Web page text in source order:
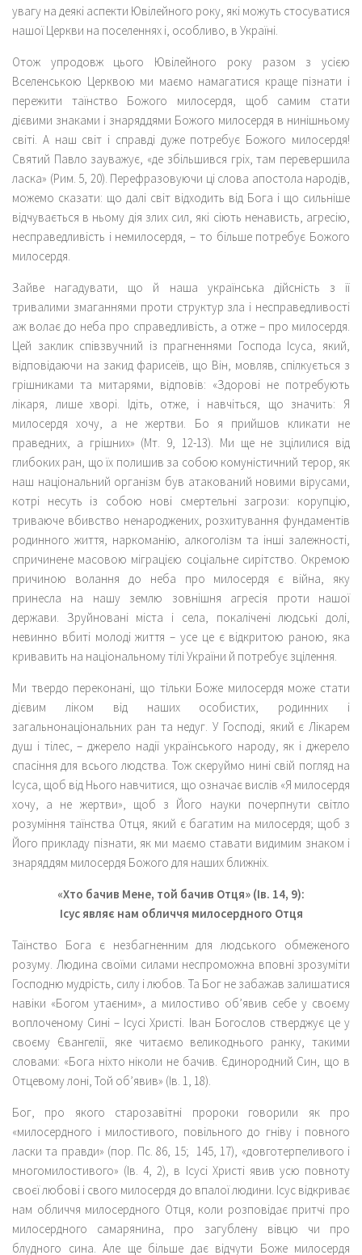
увагу на деякі аспекти Ювілейного року, які можуть стосуватися
нашої Церкви на поселеннях і, особливо, в Україні.
Отож упродовж цього Ювілейного року разом з усією
Вселенською Церквою ми маємо намагатися краще пізнати і
пережити таїнство Божого милосердя, щоб самим стати
дієвими знаками і знаряддями Божого милосердя в нинішньому
світі. А наш світ і справді дуже потребує Божого милосердя!
Святий Павло зауважує, «де збільшився гріх, там перевершила
ласка» (Рим. 5, 20). Перефразовуючи ці слова апостола народів,
можемо сказати: що далі світ відходить від Бога і що сильніше
відчувається в ньому дія злих сил, які сіють ненависть, агресію,
несправедливість і немилосердя, – то більше потребує Божого
милосердя.
Зайве нагадувати, що й наша українська дійсність з її
тривалими змаганнями проти структур зла і несправедливості
аж волає до неба про справедливість, а отже – про милосердя.
Цей заклик співзвучний із прагненнями Господа Ісуса, який,
відповідаючи на закид фарисеїв, що Він, мовляв, спілкується з
грішниками та митарями, відповів: «Здорові не потребують
лікаря, лише хворі. Ідіть, отже, і навчіться, що значить: Я
милосердя хочу, а не жертви. Бо я прийшов кликати не
праведних, а грішних» (Мт. 9, 12-13). Ми ще не зцілилися від
глибоких ран, що їх полишив за собою комуністичний терор, як
наш національний організм був атакований новими вірусами,
котрі несуть із собою нові смертельні загрози: корупцію,
триваюче вбивство ненароджених, розхитування фундаментів
родинного життя, наркоманію, алкоголізм та інші залежності,
спричинене масовою міграцією соціальне сирітство. Окремою
причиною волання до неба про милосердя є війна, яку
принесла на нашу землю зовнішня агресія проти нашої
держави. Зруйновані міста і села, покалічені людські долі,
невинно вбиті молоді життя – усе це є відкритою раною, яка
кривавить на національному тілі України й потребує зцілення.
Ми твердо переконані, що тільки Боже милосердя може стати
дієвим ліком від наших особистих, родинних і
загальнонаціональних ран та недуг. У Господі, який є Лікарем
душ і тілес, – джерело надії українського народу, як і джерело
спасіння для всього людства. Тож скеруймо нині свій погляд на
Ісуса, щоб від Нього навчитися, що означає вислів «Я милосердя
хочу, а не жертви», щоб з Його науки почерпнути світло
розуміння таїнства Отця, який є багатим на милосердя; щоб з
Його прикладу пізнати, як ми маємо ставати видимим знаком і
знаряддям милосердя Божого для наших ближніх.
«Хто бачив Мене, той бачив Отця» (Ів. 14, 9):
Ісус являє нам обличчя милосердного Отця
Таїнство Бога є незбагненним для людського обмеженого
розуму. Людина своїми силами неспроможна вповні зрозуміти
Господню мудрість, силу і любов. Та Бог не забажав залишатися
навіки «Богом утаєним», а милостиво об’явив себе у своєму
воплоченому Сині – Ісусі Христі. Іван Богослов стверджує це у
своєму Євангелії, яке читаємо великоднього ранку, такими
словами: «Бога ніхто ніколи не бачив. Єдинородний Син, що в
Отцевому лоні, Той об’явив» (Ів. 1, 18).
Бог, про якого старозавітні пророки говорили як про
«милосердного і милостивого, повільного до гніву і повного
ласки та правди» (пор. Пс. 86, 15; 145, 17), «довготерпеливого і
многомилостивого» (Ів. 4, 2), в Ісусі Христі явив усю повноту
своєї любові і свого милосердя до впалої людини. Ісус відкриває
нам обличчя милосердного Отця, коли розповідає притчі про
милосердного самарянина, про загублену вівцю чи про
блудного сина. Але ще більше дає відчути Боже милосердя